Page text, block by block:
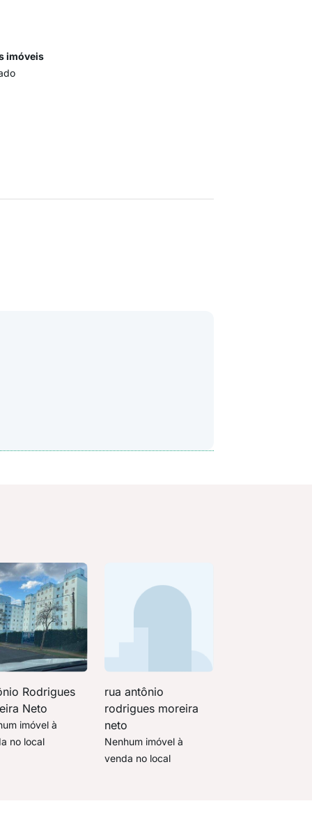
imóveis
Rodrigues
Neto
imóvel à
no local
rua antônio
rodrigues moreira
neto
Nenhum imóvel à
venda no local